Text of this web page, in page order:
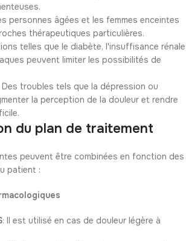
personnes âgées et les femmes enceintes
thérapeutiques particulières.
telles que le diabète, l'insuffisance rénale
peuvent limiter les possibilités de
Des troubles tels que la dépression ou
la perception de la douleur et rendre
du plan de traitement
peuvent être combinées en fonction des
patient :
: Il est utilisé en cas de douleur légère à